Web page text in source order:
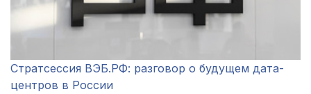
Стратсессия ВЭБ.РФ: разговор о будущем дата-
центров в России